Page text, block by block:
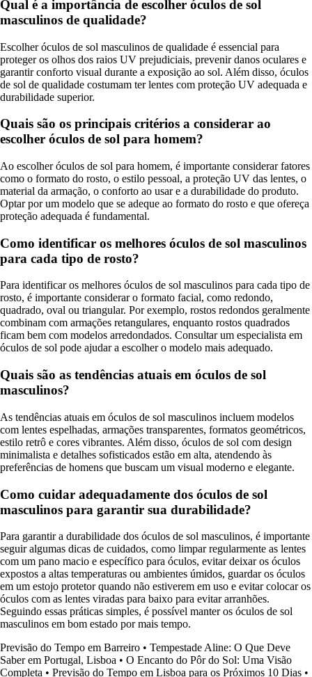
Qual é a importância de escolher óculos de sol
masculinos de qualidade?
Escolher óculos de sol masculinos de qualidade é essencial para
proteger os olhos dos raios UV prejudiciais, prevenir danos oculares e
garantir conforto visual durante a exposição ao sol. Além disso, óculos
de sol de qualidade costumam ter lentes com proteção UV adequada e
durabilidade superior.
Quais são os principais critérios a considerar ao
escolher óculos de sol para homem?
Ao escolher óculos de sol para homem, é importante considerar fatores
como o formato do rosto, o estilo pessoal, a proteção UV das lentes, o
material da armação, o conforto ao usar e a durabilidade do produto.
Optar por um modelo que se adeque ao formato do rosto e que ofereça
proteção adequada é fundamental.
Como identificar os melhores óculos de sol masculinos
para cada tipo de rosto?
Para identificar os melhores óculos de sol masculinos para cada tipo de
rosto, é importante considerar o formato facial, como redondo,
quadrado, oval ou triangular. Por exemplo, rostos redondos geralmente
combinam com armações retangulares, enquanto rostos quadrados
ficam bem com modelos arredondados. Consultar um especialista em
óculos de sol pode ajudar a escolher o modelo mais adequado.
Quais são as tendências atuais em óculos de sol
masculinos?
As tendências atuais em óculos de sol masculinos incluem modelos
com lentes espelhadas, armações transparentes, formatos geométricos,
estilo retrô e cores vibrantes. Além disso, óculos de sol com design
minimalista e detalhes sofisticados estão em alta, atendendo às
preferências de homens que buscam um visual moderno e elegante.
Como cuidar adequadamente dos óculos de sol
masculinos para garantir sua durabilidade?
Para garantir a durabilidade dos óculos de sol masculinos, é importante
seguir algumas dicas de cuidados, como limpar regularmente as lentes
com um pano macio e específico para óculos, evitar deixar os óculos
expostos a altas temperaturas ou ambientes úmidos, guardar os óculos
em um estojo protetor quando não estiverem em uso e evitar colocar os
óculos com as lentes viradas para baixo para evitar arranhões.
Seguindo essas práticas simples, é possível manter os óculos de sol
masculinos em bom estado por mais tempo.
Previsão do Tempo em Barreiro • Tempestade Aline: O Que Deve
Saber em Portugal, Lisboa • O Encanto do Pôr do Sol: Uma Visão
Completa • Previsão do Tempo em Lisboa para os Próximos 10 Dias •